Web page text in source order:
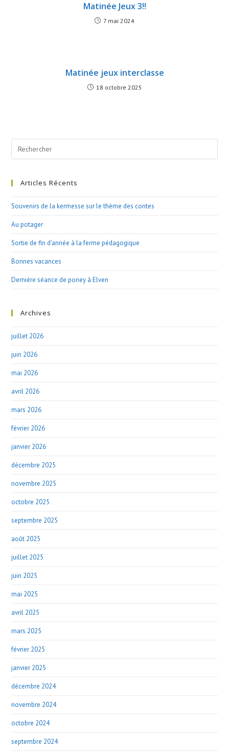
Matinée Jeux 3!!
7 mai 2024
Matinée jeux interclasse
18 octobre 2025
Search
this
Articles Récents
Souvenirs de la kermesse sur le thème des contes
Au potager
Sortie de fin d’année à la ferme pédagogique
Bonnes vacances
Dernière séance de poney à Elven
Archives
juillet 2026
juin 2026
mai 2026
avril 2026
mars 2026
février 2026
janvier 2026
décembre 2025
novembre 2025
octobre 2025
septembre 2025
août 2025
juillet 2025
juin 2025
mai 2025
avril 2025
mars 2025
février 2025
janvier 2025
décembre 2024
novembre 2024
octobre 2024
septembre 2024